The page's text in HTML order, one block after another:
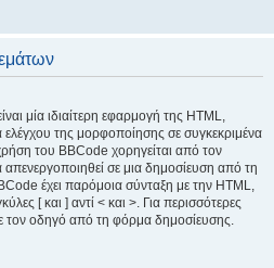
μία ιδιαίτερη εφαρμογή της HTML,
της μορφοποίησης σε συγκεκριμένα
του BBCode χορηγείται από τον
απενεργοποιηθεί σε μια δημοσίευση από τη
έχει παρόμοια σύνταξη με την HTML,
[ και ] αντί < και >. Για περισσότερες
τον οδηγό από τη φόρμα δημοσίευσης.